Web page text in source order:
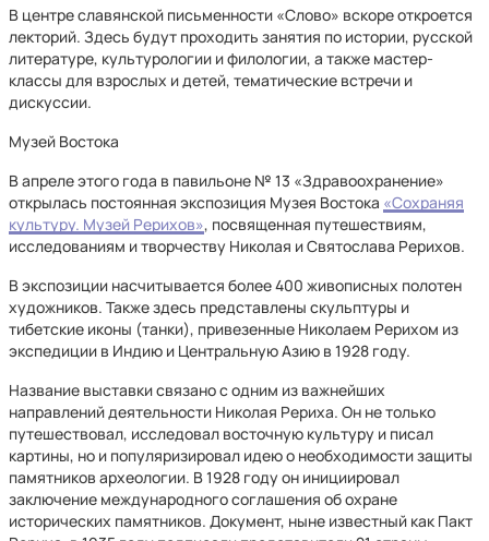
В центре славянской письменности «Слово» вскоре откроется
лекторий. Здесь будут проходить занятия по истории, русской
литературе, культурологии и филологии, а также мастер-
классы для взрослых и детей, тематические встречи и
дискуссии.
Музей Востока
В апреле этого года в павильоне № 13 «Здравоохранение»
открылась постоянная экспозиция Музея Востока «Сохраняя
культуру. Музей Рерихов», посвященная путешествиям,
исследованиям и творчеству Николая и Святослава Рерихов.
В экспозиции насчитывается более 400 живописных полотен
художников. Также здесь представлены скульптуры и
тибетские иконы (танки), привезенные Николаем Рерихом из
экспедиции в Индию и Центральную Азию в 1928 году.
Название выставки связано с одним из важнейших
направлений деятельности Николая Рериха. Он не только
путешествовал, исследовал восточную культуру и писал
картины, но и популяризировал идею о необходимости защиты
памятников археологии. В 1928 году он инициировал
заключение международного соглашения об охране
исторических памятников. Документ, ныне известный как Пакт